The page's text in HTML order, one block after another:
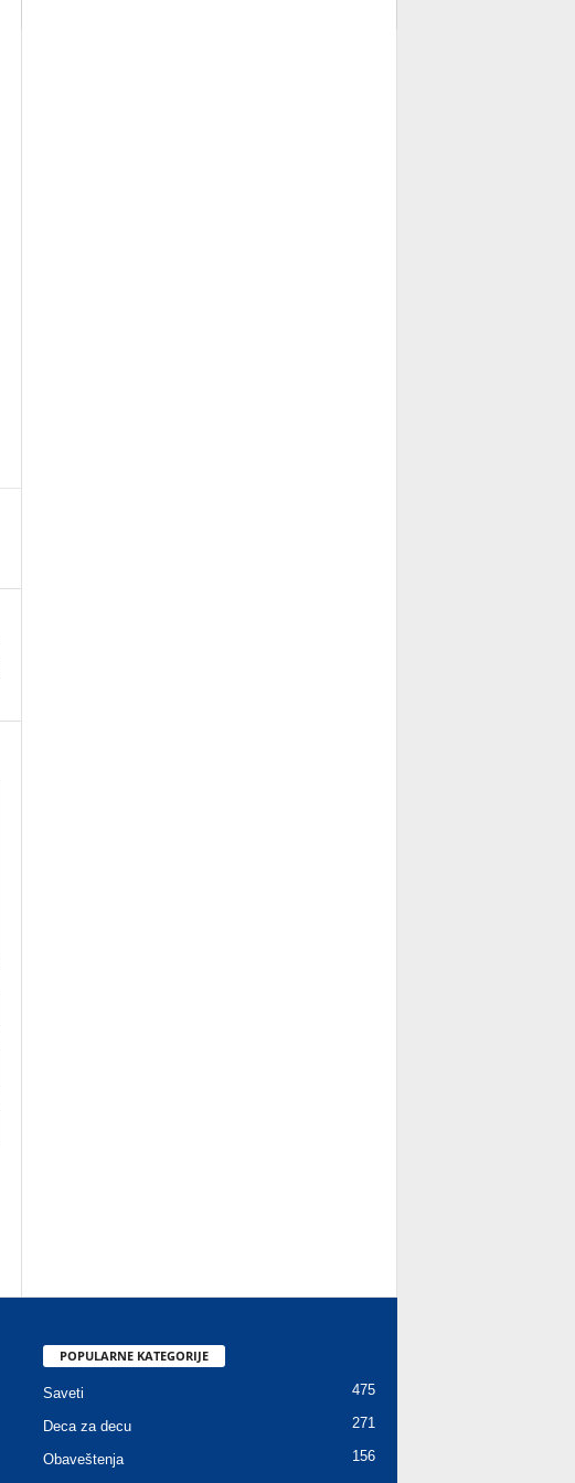
POPULARNE KATEGORIJE
Saveti 475
Deca za decu 271
Obaveštenja
156